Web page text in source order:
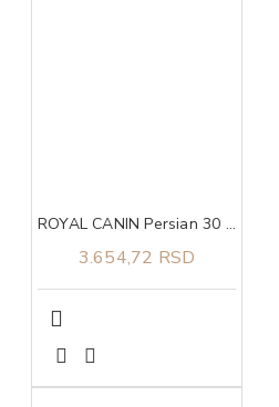
ROYAL CANIN Persian 30 2kg
3.654,72 RSD